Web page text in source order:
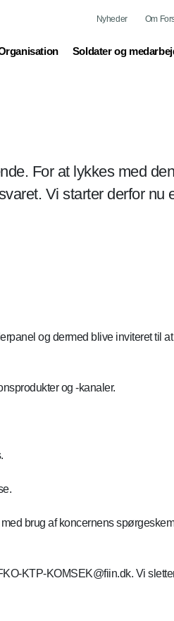
Nyheder Om
Soldater og
(current)
For at lykkes med
Vi starter derfor nu
og dermed blive inviteret til
og -kanaler.
brug af koncernens
KTP-KOMSEK@fiin.dk. Vi